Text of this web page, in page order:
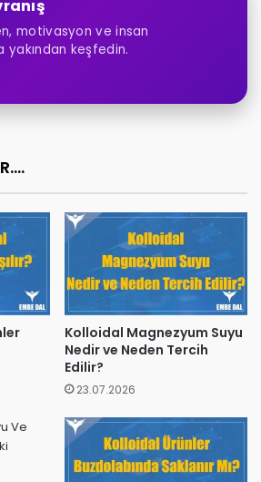
motivasyon ve insan
yakından keşfedin.
Kolloidal Magnezyum Suyu
Nedir ve Neden Tercih
Edilir?
23.07.2026